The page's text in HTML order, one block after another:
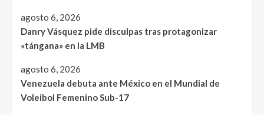
agosto 6, 2026
Danry Vásquez pide disculpas tras protagonizar
«tángana» en la LMB
agosto 6, 2026
Venezuela debuta ante México en el Mundial de
Voleibol Femenino Sub-17